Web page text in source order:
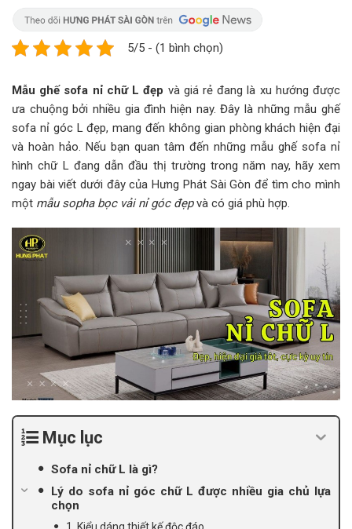
5/5 - (1 bình chọn)
Mẫu ghế sofa nỉ chữ L đẹp và giá rẻ đang là xu hướng được
ưa chuộng bởi nhiều gia đình hiện nay. Đây là những mẫu ghế
sofa nỉ góc L đẹp, mang đến không gian phòng khách hiện đại
và hoàn hảo. Nếu bạn quan tâm đến những mẫu ghế sofa nỉ
hình chữ L đang dẫn đầu thị trường trong năm nay, hãy xem
ngay bài viết dưới đây của Hưng Phát Sài Gòn để tìm cho mình
một mẫu sopha bọc vải nỉ góc đẹpvà có giá phù hợp.
Mục lục
Sofa nỉ chữ L là gì?
Lý do sofa nỉ góc chữ L được nhiều gia chủ lựa
chọn